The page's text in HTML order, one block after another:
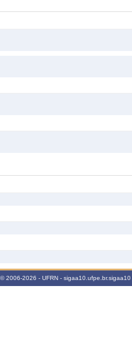
2006-2026 - UFRN - sigaa10.ufpe.br.sigaa10